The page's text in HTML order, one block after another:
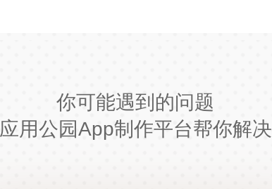
你可能遇到的问题
应用公园App制作平台帮你解决